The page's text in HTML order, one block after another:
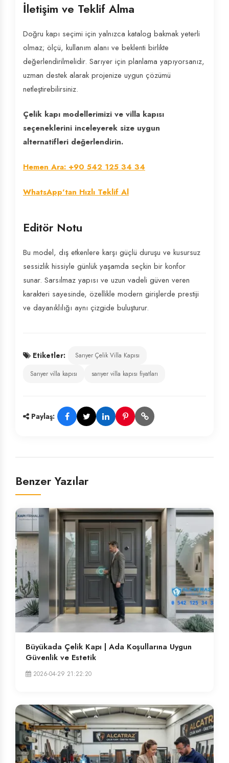
İletişim ve Teklif Alma
Doğru kapı seçimi için yalnızca katalog bakmak yeterli
olmaz; ölçü, kullanım alanı ve beklenti birlikte
değerlendirilmelidir. Sarıyer için planlama yapıyorsanız,
uzman destek alarak projenize uygun çözümü
netleştirebilirsiniz.
Çelik kapı modellerimizi ve villa kapısı
seçeneklerini inceleyerek size uygun
alternatifleri değerlendirin.
Hemen Ara: +90 542 125 34 34
WhatsApp'tan Hızlı Teklif Al
Editör Notu
Bu model, dış etkenlere karşı güçlü duruşu ve kusursuz
sessizlik hissiyle günlük yaşamda seçkin bir konfor
sunar. Sarsılmaz yapısı ve uzun vadeli güven veren
karakteri sayesinde, özellikle modern girişlerde prestiji
ve dayanıklılığı aynı çizgide buluşturur.
Etiketler:
Sarıyer Çelik Villa Kapısı
Sarıyer villa kapısı
sarıyer villa kapısı fiyatları
Paylaş:
Benzer Yazılar
Büyükada Çelik Kapı | Ada Koşullarına Uygun
Güvenlik ve Estetik
2026-04-29 21:22:20